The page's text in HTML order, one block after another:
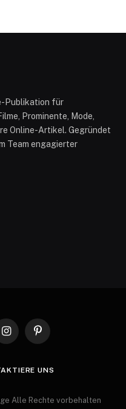
Publikation für
Prominente, Mode,
Online-Artikel. Gegründet
Team engagierter
InstagramPinterest
UNS
Alle Rechte vorbehalten